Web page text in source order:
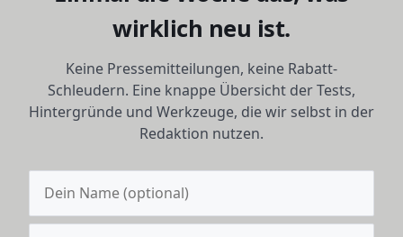
wirklich neu ist.
Keine Pressemitteilungen, keine Rabatt-
Schleudern. Eine knappe Übersicht der Tests,
Hintergründe und Werkzeuge, die wir selbst in der
Redaktion nutzen.